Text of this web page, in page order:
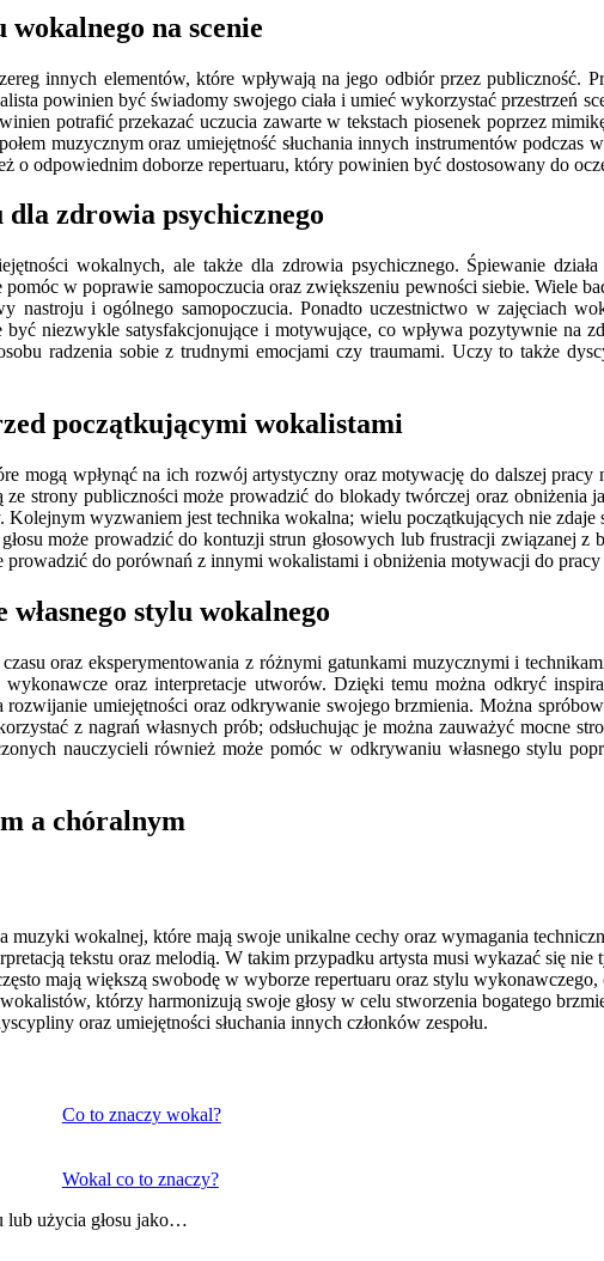
na scenie
innych elementów, które wpływają na jego odbiór przez publiczność.
powinien być świadomy swojego ciała i umieć wykorzystać przestrzeń
potrafić przekazać uczucia zawarte w tekstach piosenek poprzez
muzycznym oraz umiejętność słuchania innych instrumentów
o odpowiednim doborze repertuaru, który powinien być dostosowany do
dla zdrowia psychicznego
wokalnych, ale także dla zdrowia psychicznego. Śpiewanie
w poprawie samopoczucia oraz zwiększeniu pewności siebie. Wiele
nastroju i ogólnego samopoczucia. Ponadto uczestnictwo w zajęciach
niezwykle satysfakcjonujące i motywujące, co wpływa pozytywnie na
radzenia sobie z trudnymi emocjami czy traumami. Uczy to także
początkującymi wokalistami
mogą wpłynąć na ich rozwój artystyczny oraz motywację do dalszej
strony publiczności może prowadzić do blokady twórczej oraz obniżenia
wyzwaniem jest technika wokalna; wielu początkujących nie
może prowadzić do kontuzji strun głosowych lub frustracji związanej z
do porównań z innymi wokalistami i obniżenia motywacji do pracy
stylu wokalnego
oraz eksperymentowania z różnymi gatunkami muzycznymi i
oraz interpretacje utworów. Dzięki temu można odkryć
umiejętności oraz odkrywanie swojego brzmienia. Można
z nagrań własnych prób; odsłuchując je można zauważyć mocne
nauczycieli również może pomóc w odkrywaniu własnego stylu
a chóralnym
wokalnej, które mają swoje unikalne cechy oraz wymagania
tekstu oraz melodią. W takim przypadku artysta musi wykazać się
mają większą swobodę w wyborze repertuaru oraz stylu
którzy harmonizują swoje głosy w celu stworzenia bogatego
oraz umiejętności słuchania innych członków zespołu.
Co to znaczy wokal?
Wokal co to znaczy?
lub użycia głosu jako…